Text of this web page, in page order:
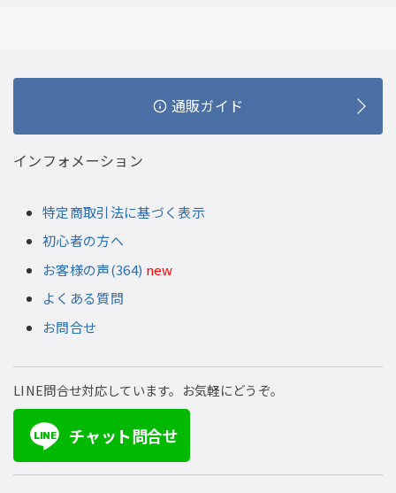
通販ガイド
インフォメーション
特定商取引法に基づく表示
初心者の方へ
お客様の声(364) new
よくある質問
お問合せ
LINE問合せ対応しています。お気軽にどうぞ。
LINE チャット問合せ